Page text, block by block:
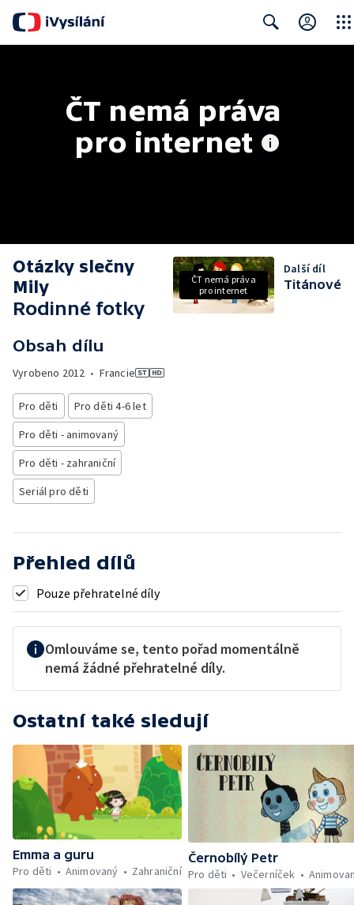
ČT nemá práva
pro internet
Otázky slečny
Mily
Rodinné fotky
Obsah dílu
Vyrobeno 2012 • Francie
Pro děti
Pro děti 4-6 let
Pro děti - animovaný
Pro děti - zahraniční
Seriál pro děti
ČT nemá práva
pro internet
Další díl
Titánové
Přehled dílů
Pouze přehratelné díly
Omlouváme se, tento pořad momentálně
nemá žádné přehratelné díly.
Ostatní také sledují
Emma a guru
Pro děti
Animovaný Zahraniční
Černobílý Petr
Pro děti
Večerníček